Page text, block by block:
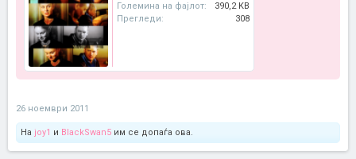
Големина на фајлот:
390,2 KB
Прегледи:
308
26 ноември 2011
На joy1 и BlackSwan5 им се допаѓа ова.